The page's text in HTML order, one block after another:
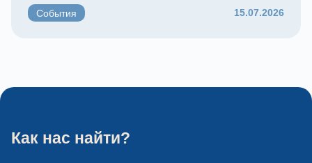
События 15.07.2026
Как нас найти?